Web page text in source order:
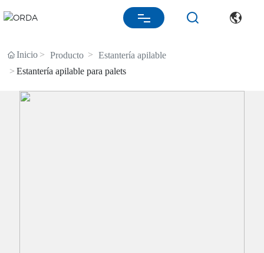
INICIO
Inicio Producto
Estantería apilable
Estantería apilable para palets